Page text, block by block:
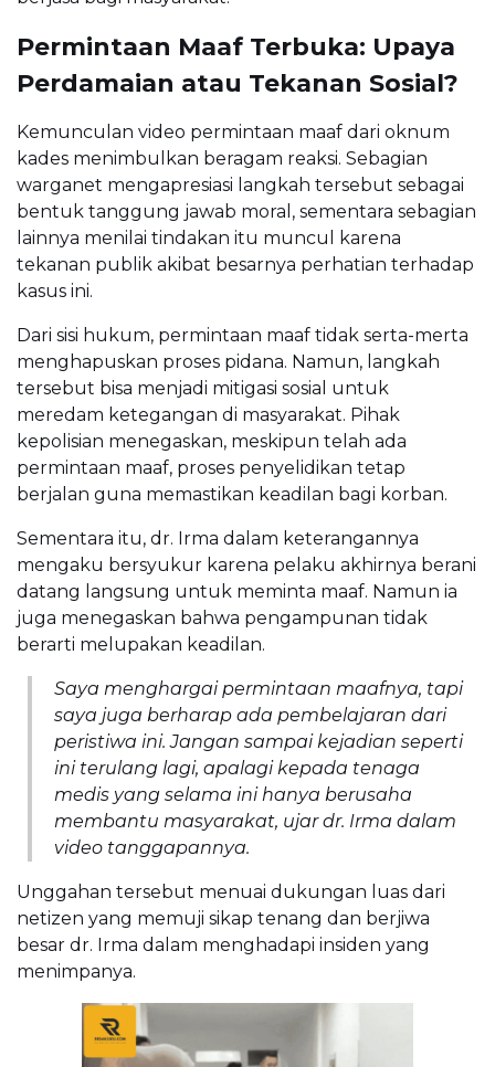
Permintaan Maaf Terbuka: Upaya
Perdamaian atau Tekanan Sosial?
Kemunculan video permintaan maaf dari oknum
kades menimbulkan beragam reaksi. Sebagian
warganet mengapresiasi langkah tersebut sebagai
bentuk tanggung jawab moral, sementara sebagian
lainnya menilai tindakan itu muncul karena
tekanan publik akibat besarnya perhatian terhadap
kasus ini.
Dari sisi hukum, permintaan maaf tidak serta-merta
menghapuskan proses pidana. Namun, langkah
tersebut bisa menjadi mitigasi sosial untuk
meredam ketegangan di masyarakat. Pihak
kepolisian menegaskan, meskipun telah ada
permintaan maaf, proses penyelidikan tetap
berjalan guna memastikan keadilan bagi korban.
Sementara itu, dr. Irma dalam keterangannya
mengaku bersyukur karena pelaku akhirnya berani
datang langsung untuk meminta maaf. Namun ia
juga menegaskan bahwa pengampunan tidak
berarti melupakan keadilan.
Saya menghargai permintaan maafnya, tapi
saya juga berharap ada pembelajaran dari
peristiwa ini. Jangan sampai kejadian seperti
ini terulang lagi, apalagi kepada tenaga
medis yang selama ini hanya berusaha
membantu masyarakat, ujar dr. Irma dalam
video tanggapannya.
Unggahan tersebut menuai dukungan luas dari
netizen yang memuji sikap tenang dan berjiwa
besar dr. Irma dalam menghadapi insiden yang
menimpanya.